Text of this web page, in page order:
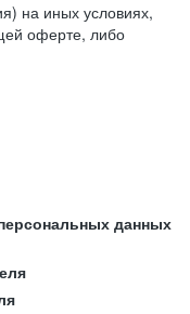
на иных условиях,
оферте, либо
данных